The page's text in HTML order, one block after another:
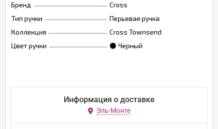
Бренд
Cross
Тип ручки
Перьевая ручка
Коллекция
Cross Townsend
Цвет ручки
Черный
Информация о доставке
Эль-Монте